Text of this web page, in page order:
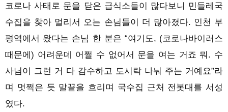
코로나 사태로 문을 닫은 급식소들이 많다보니 민들레국
수집을 찾아 멀리서 오는 손님들이 더 많아졌다. 인천 부
평역에서 왔다는 손님 한 분은 “여기도, (코로나바이러스
때문에) 어려운데 어쩔 수 없어서 문을 여는 거죠 뭐. 수
사님이 그런 거 다 감수하고 도시락 나눠 주는 거예요”라
며 멋쩍은 듯 말끝을 흐리며 국수집 근처 전봇대를 서성
였다.